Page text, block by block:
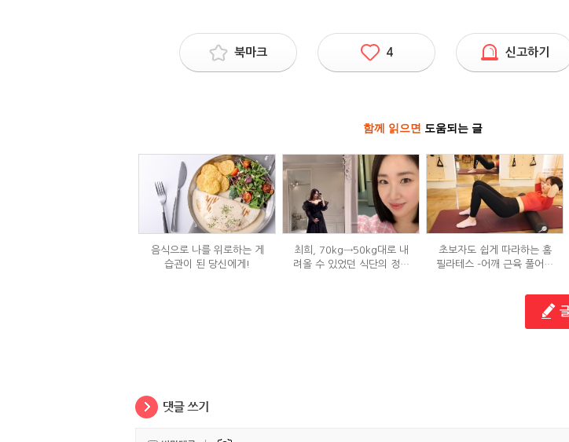
북마크 4 신고하기
함께 읽으면 도움되는 글
음식으로 나를 위로하는 게
습관이 된 당신에게!
최희, 70kg→50kg대로 내
려올 수 있었던 식단의 정체
초보자도 쉽게 따라하는 홈
필라테스 –어깨 근육 풀어주